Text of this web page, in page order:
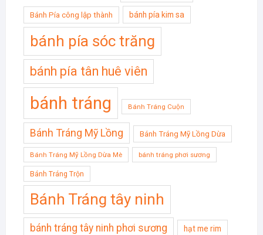
Bánh Pía công lập thành bánh pía kim sa
bánh pía sóc trăng
bánh pía tân huê viên
bánh tráng Bánh Tráng Cuộn
Bánh Tráng Mỹ Lồng Bánh Tráng Mỹ Lồng Dừa
Bánh Tráng Mỹ Lồng Dừa Mè bánh tráng phơi sương
Bánh Tráng Trộn
Bánh Tráng tây ninh
bánh tráng tây ninh phơi sương hạt me rim